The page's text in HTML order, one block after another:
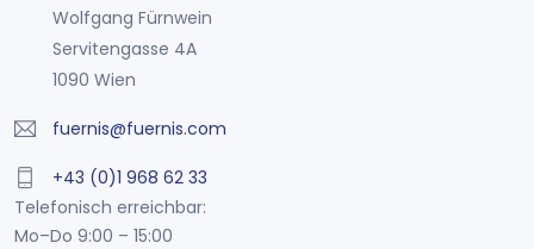
Wolfgang Fürnwein
Servitengasse 4A
1090 Wien
fuernis@fuernis.com
+43 (0)1 968 62 33
Telefonisch erreichbar:
Mo–Do 9:00 – 15:00